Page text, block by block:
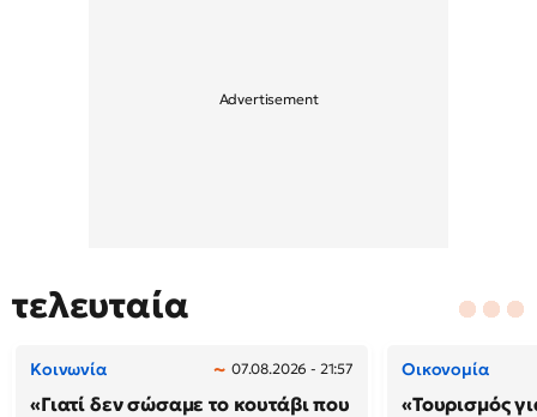
τελευταία
Κοινωνία 07.08.2026 - 21:57
«Γιατί δεν σώσαμε το κουτάβι που
Οικονομία
«Τουρισμός